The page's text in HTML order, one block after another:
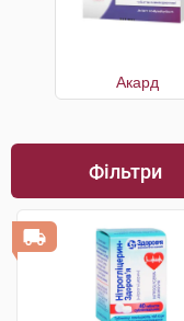
Акард
Фільтри